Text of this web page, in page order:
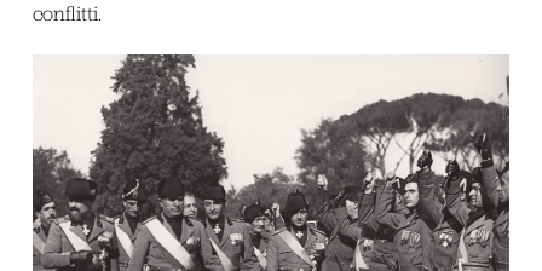
conflitti.